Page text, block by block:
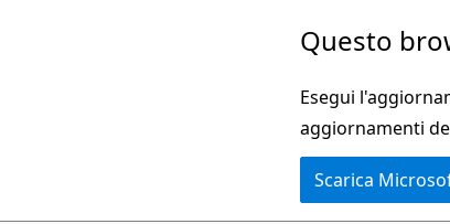
Questo
Esegui
aggiornamenti
Scarica